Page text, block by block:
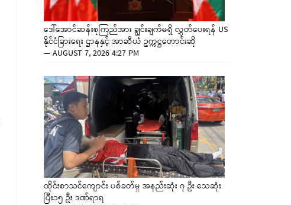
ဒေါ်အောင်ဆန်းစုကြည်အား ချွင်းချက်မရှိ လွှတ်ပေးရန် US
နိုင်ငံခြားရေး ဌာနနှင့် အာဆီယံ ဥက္ကဋ္ဌတောင်းဆို
—AUGUST 7, 2026 4:27 PM
ထိုင်းစာသင်ကျောင်း ပစ်ခတ်မှု အနည်းဆုံး ၇ ဦး သေဆုံး
ပြီး၁၅ ဦး ဒဏ်ရာရ